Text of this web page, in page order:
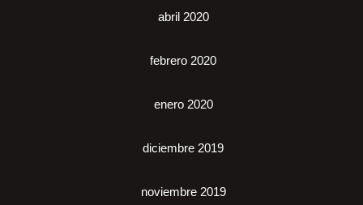
abril 2020
febrero 2020
enero 2020
diciembre 2019
noviembre 2019